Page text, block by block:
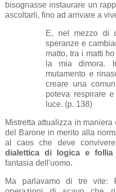
bisognasse instaurare un
ascoltarli, fino ad arrivare a
E, nel mezzo di
speranze e
matto, tra i matti
la mia dimora.
mutamento e
creare una
poteva respirare
luce. (p. 138)
Mistretta attualizza in
del Barone in merito alla
al caos che deve
dialettica di logica e follia
fantasia dell'uomo.
Ma parlavamo di tre vite: